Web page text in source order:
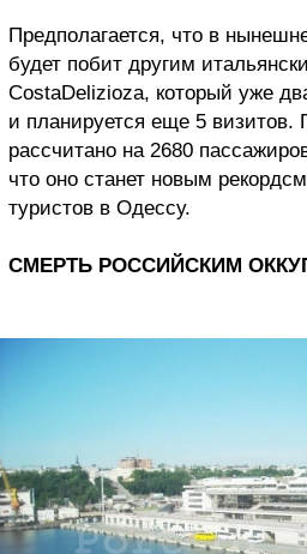
Предполагается, что в
будет побит другим
CostaDelizioza, который уже
и планируется еще 5 визитов.
рассчитано на 2680
что оно станет новым
туристов в Одессу.
СМЕРТЬ РОССИЙСКИМ